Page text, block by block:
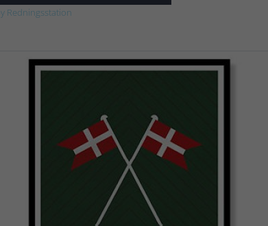
Redningsstation